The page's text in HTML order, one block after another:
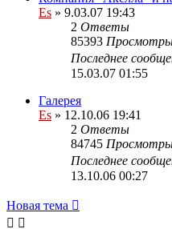
Es » 9.03.07 19:43
2 Ответы
85393
Последнее
15.03.07 01:55
Галерея
Es » 12.10.06 19:41
2 Ответы
84745
Последнее
13.10.06 00:27
Новая тема